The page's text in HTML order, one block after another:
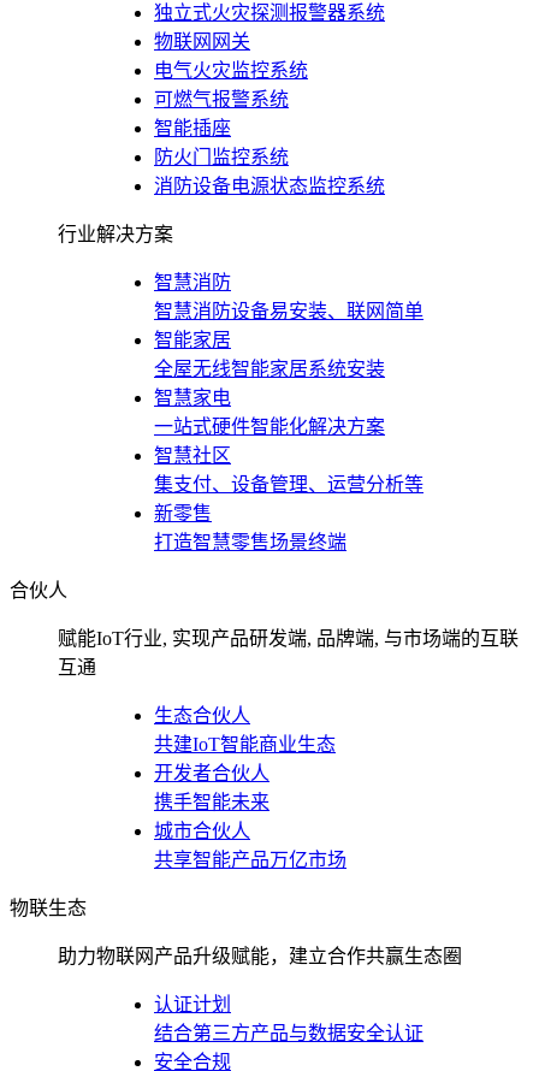
独立式火灾探测报警器系统
物联网网关
电气火灾监控系统
可燃气报警系统
智能插座
防火门监控系统
消防设备电源状态监控系统
行业解决方案
智慧消防
智慧消防设备易安装、联网简单
智能家居
全屋无线智能家居系统安装
智慧家电
一站式硬件智能化解决方案
智慧社区
集支付、设备管理、运营分析等
新零售
打造智慧零售场景终端
合伙人
赋能IoT行业, 实现产品研发端, 品牌端, 与市场端的互联
互通
生态合伙人
共建IoT智能商业生态
开发者合伙人
携手智能未来
城市合伙人
共享智能产品万亿市场
物联生态
助力物联网产品升级赋能，建立合作共赢生态圈
认证计划
结合第三方产品与数据安全认证
安全合规